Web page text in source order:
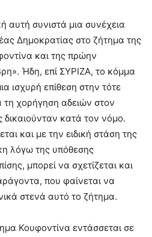
αυτή συνιστά μια συνέχεια
Δημοκρατίας στο ζήτημα της
και της πρώην
Ήδη, επί ΣΥΡΙΖΑ, το κόμμα
ισχυρή επίθεση στην τότε
τη χορήγηση αδειών στον
δικαιούνταν κατά τον νόμο.
και με την ειδική στάση της
λόγω της υπόθεσης
μπορεί να σχετίζεται και
που φαίνεται να
στενά αυτό το ζήτημα.
Κουφοντίνα εντάσσεται σε